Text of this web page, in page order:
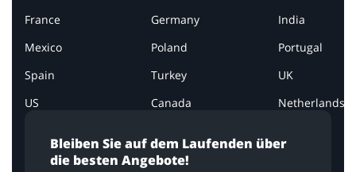
Bleiben Sie auf dem Laufenden über
die besten Angebote!
France
Germany
India
Mexico
Poland
Portugal
Spain
Turkey
UK
US
Canada Netherlands